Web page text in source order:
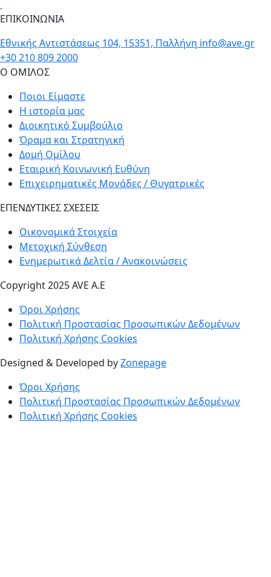
ΕΠΙΚΟΙΝΩΝΙΑ
Εθνικής Αντιστάσεως 104, 15351, Παλλήνη info@ave.gr
+30 210 809 2000
Ο ΟΜΙΛΟΣ
Ποιοι Είμαστε
Η ιστορία μας
Διοικητικό Συμβούλιο
Όραμα και Στρατηγική
Δομή Ομίλου
Εταιρική Κοινωνική Ευθύνη
Επιχειρηματικές Μονάδες / Θυγατρικές
ΕΠΕΝΔΥΤΙΚΕΣ ΣΧΕΣΕΙΣ
Οικονομικά Στοιχεία
Μετοχική Σύνθεση
Ενημερωτικά Δελτία / Ανακοινώσεις
Copyright 2025 AVE A.E
Όροι Χρήσης
Πολιτική Προστασίας Προσωπικών Δεδομένων
Πολιτική Χρήσης Cookies
Designed & Developed byZonepage
Όροι Χρήσης
Πολιτική Προστασίας Προσωπικών Δεδομένων
Πολιτική Χρήσης Cookies